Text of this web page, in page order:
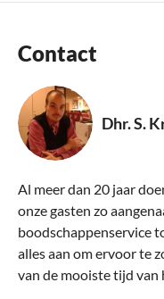
Contact
Dhr. S.
Al meer dan 20 jaar
onze gasten zo
boodschappenservice
alles aan om ervoor te
van de mooiste tijd van